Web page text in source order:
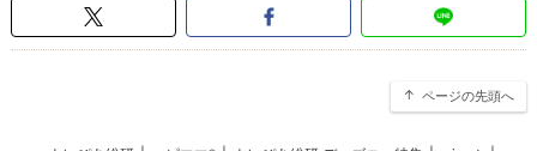
ページの先頭へ